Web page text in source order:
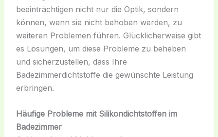
beeinträchtigen nicht nur die Optik, sondern
können, wenn sie nicht behoben werden, zu
weiteren Problemen führen. Glücklicherweise gibt
es Lösungen, um diese Probleme zu beheben
und sicherzustellen, dass Ihre
Badezimmerdichtstoffe die gewünschte Leistung
erbringen.
Häufige Probleme mit Silikondichtstoffen im
Badezimmer